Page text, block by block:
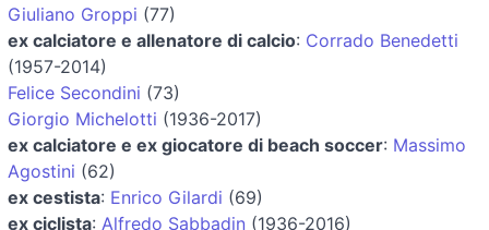
Giuliano Groppi (77)
ex calciatore e allenatore di calcio: Corrado Benedetti
(1957-2014)
Felice Secondini (73)
Giorgio Michelotti (1936-2017)
ex calciatore e ex giocatore di beach soccer: Massimo
Agostini (62)
ex cestista: Enrico Gilardi (69)
ex ciclista: Alfredo Sabbadin (1936-2016)